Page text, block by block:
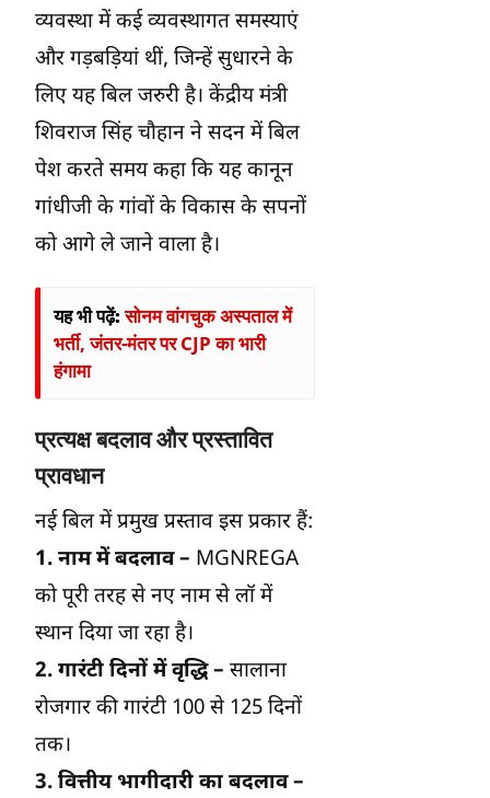
व्यवस्था में कई व्यवस्थागत समस्याएं
और गड़बड़ियां थीं, जिन्हें सुधारने के
लिए यह बिल जरुरी है। केंद्रीय मंत्री
शिवराज सिंह चौहान ने सदन में बिल
पेश करते समय कहा कि यह कानून
गांधीजी के गांवों के विकास के सपनों
को आगे ले जाने वाला है।
यह भी पढ़ें:सोनम वांगचुक अस्पताल में
भर्ती, जंतर-मंतर पर CJP का भारी
हंगामा
प्रत्यक्ष बदलाव और प्रस्तावित
प्रावधान
नई बिल में प्रमुख प्रस्ताव इस प्रकार हैं:
1. नाम में बदलाव – MGNREGA
को पूरी तरह से नए नाम से लॉ में
स्थान दिया जा रहा है।
2. गारंटी दिनों में वृद्धि – सालाना
रोजगार की गारंटी 100 से 125 दिनों
तक।
3. वित्तीय भागीदारी का बदलाव –